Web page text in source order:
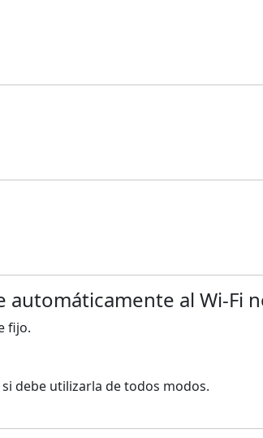
al Wi-Fi
fijo.
debe utilizarla de todos modos.